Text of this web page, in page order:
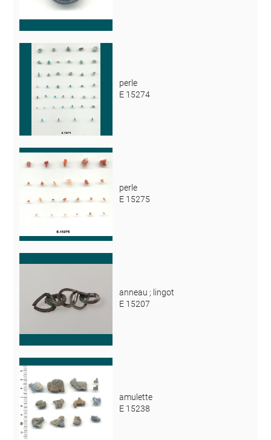
perle
E 15274
perle
E 15275
anneau ; lingot
E 15207
amulette
E 15238